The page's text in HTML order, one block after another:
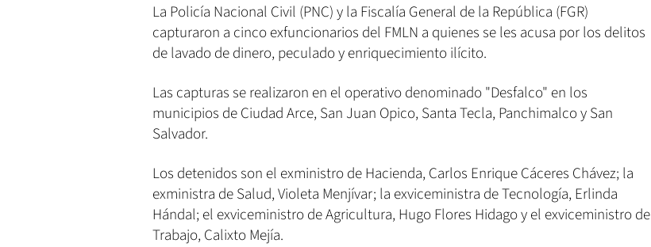
La Policía Nacional Civil (PNC) y la Fiscalía General de la República (FGR)
capturaron a cinco exfuncionarios del FMLN a quienes se les acusa por los delitos
de lavado de dinero, peculado y enriquecimiento ilícito.
Las capturas se realizaron en el operativo denominado "Desfalco" en los
municipios de Ciudad Arce, San Juan Opico, Santa Tecla, Panchimalco y San
Salvador.
Los detenidos son el exministro de Hacienda, Carlos Enrique Cáceres Chávez; la
exministra de Salud, Violeta Menjívar; la exviceministra de Tecnología, Erlinda
Hándal; el exviceministro de Agricultura, Hugo Flores Hidago y el exviceministro de
Trabajo, Calixto Mejía.